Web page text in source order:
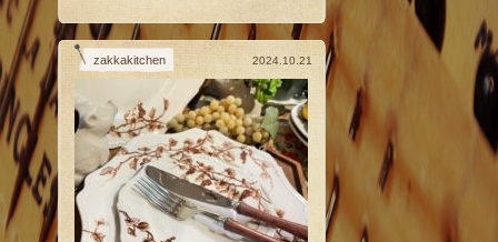
zakkakitchen 2024.10.21